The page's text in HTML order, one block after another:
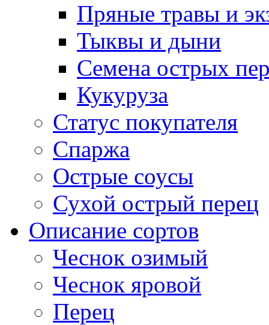
Пряные травы и
Тыквы и дыни
Семена острых
Кукуруза
Статус покупателя
Спаржа
Острые соусы
Сухой острый перец
Описание сортов
Чеснок озимый
Чеснок яровой
Перец